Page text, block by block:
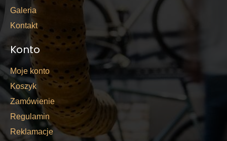
Galeria
Kontakt
Konto
Moje konto
Koszyk
Zamówienie
Regulamin
Reklamacje